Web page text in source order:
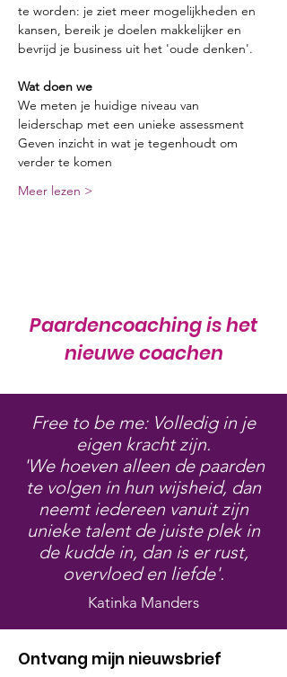
te worden: je ziet meer mogelijkheden en
kansen, bereik je doelen makkelijker en
bevrijd je business uit het 'oude denken'.
Wat doen we
We meten je huidige niveau van
leiderschap met een unieke assessment
Geven inzicht in wat je tegenhoudt om
verder te komen
Meer lezen >
Paardencoaching is het
nieuwe coachen
Free to be me: Volledig in je
eigen kracht zijn.
'We hoeven alleen de paarden
te volgen in hun wijsheid, dan
neemt iedereen vanuit zijn
unieke talent de juiste plek in
de kudde in, dan is er rust,
overvloed en liefde'.
Katinka Manders
Ontvang mijn nieuwsbrief